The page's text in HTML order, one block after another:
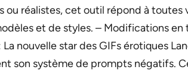
réalistes, cet outil répond à
et de styles. – Modifications
nouvelle star des GIFs érotiques
son système de prompts négatifs.